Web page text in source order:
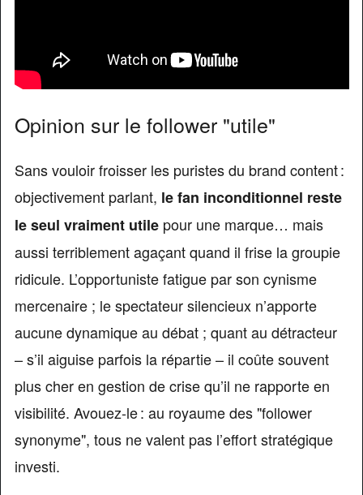
Opinion sur le follower "utile"
Sans vouloir froisser les puristes du brand content :
objectivement parlant, le fan inconditionnel reste
le seul vraiment utilepour une marque… mais
aussi terriblement agaçant quand il frise la groupie
ridicule. L’opportuniste fatigue par son cynisme
mercenaire ; le spectateur silencieux n’apporte
aucune dynamique au débat ; quant au détracteur
– s’il aiguise parfois la répartie – il coûte souvent
plus cher en gestion de crise qu’il ne rapporte en
visibilité. Avouez-le : au royaume des "follower
synonyme", tous ne valent pas l’effort stratégique
investi.